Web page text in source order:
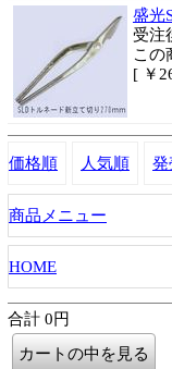
盛光
受注
この
[ ￥
価格順 人気順 発
商品メニュー
HOME
合計 0円